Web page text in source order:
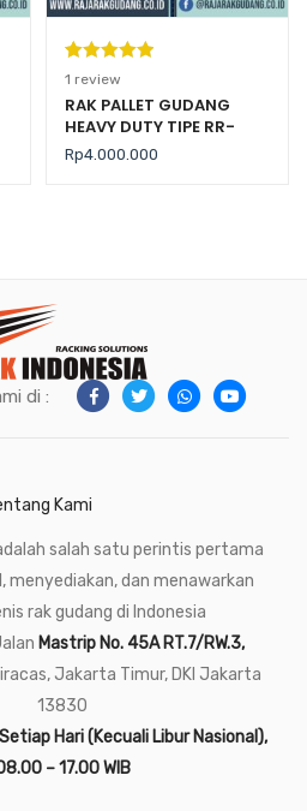
Peringkat
5.00dari 5
berdasarka
n
1
penilaian
1 review
RAK PALLET GUDANG
HEAVY DUTY TIPE RR-
2000 KAPASITAS 2 TON /
LEVEL
Rp4.000.000
di :
Kami
salah satu perintis pertama
menyediakan, dan menawarkan
rak gudang di Indonesia
Mastrip No. 45A RT.7/RW.3,
Jakarta Timur, DKI Jakarta
13830
Setiap Hari (Kecuali Libur Nasional),
– 17.00 WIB